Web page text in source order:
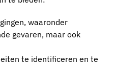
waaronder
gevaren, maar ook
te identificeren en te